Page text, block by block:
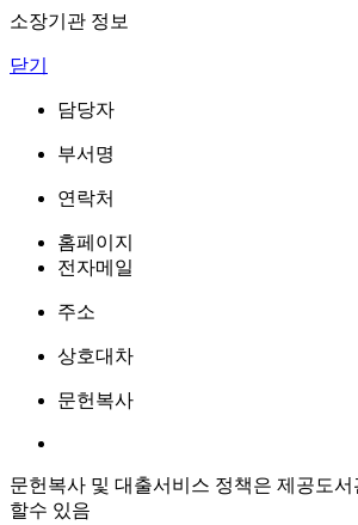
소장기관 정보
닫기
담당자
부서명
연락처
홈페이지
전자메일
주소
상호대차
문헌복사
문헌복사 및 대출서비스 정책은 제공도서
할수 있음